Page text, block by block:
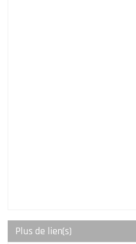
Plus de lien(s)